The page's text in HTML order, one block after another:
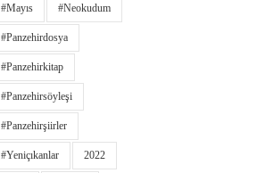
#Mayıs #neokudum
#panzehirdosya
#panzehirkitap
#panzehirsöyleşi
#panzehirşiirler
#yeniçıkanlar 2022